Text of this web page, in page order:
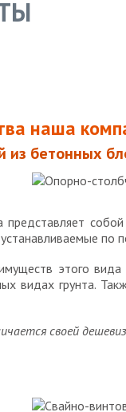
наша
из бетонных
по
этого вида
видах грунта.
своей